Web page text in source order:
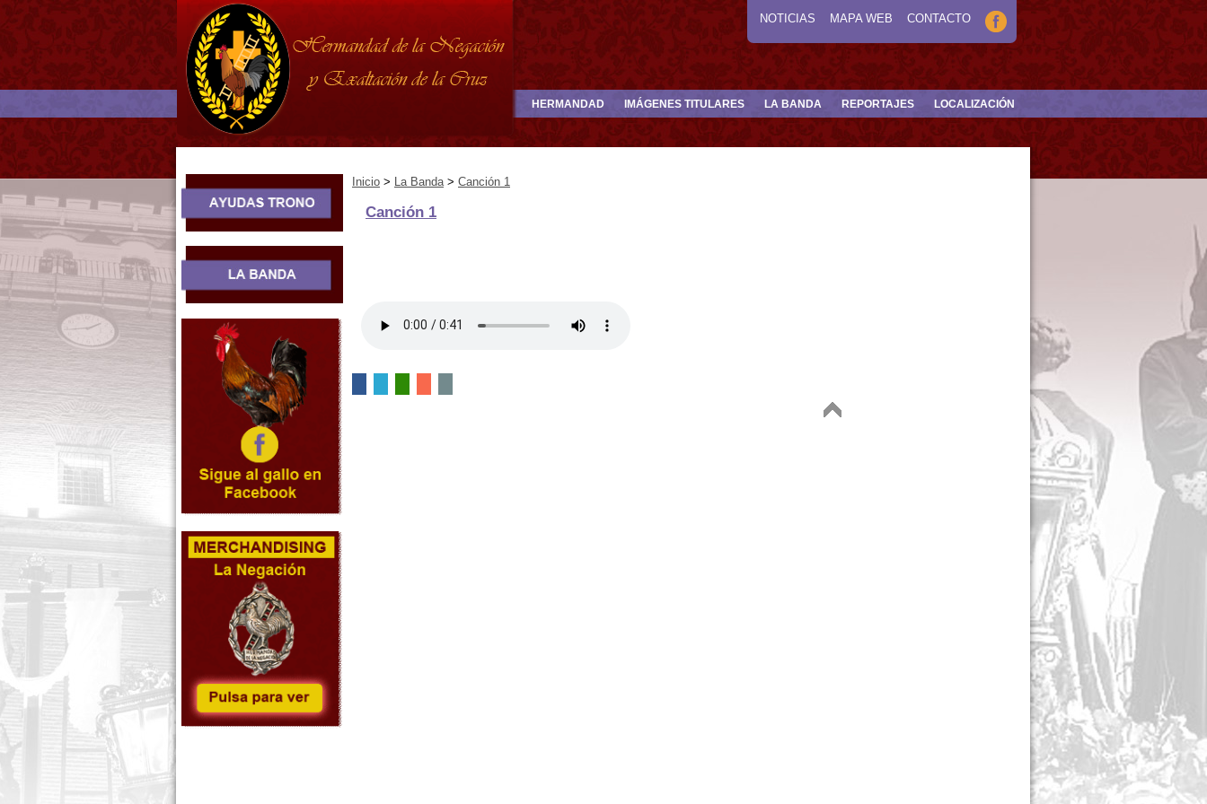
NOTICIAS MAPA WEB CONTACTO
HERMANDAD IMÁGENES TITULARES LA BANDA REPORTAJES LOCALIZACIÓN
Inicio > La Banda> Canción 1
Canción 1